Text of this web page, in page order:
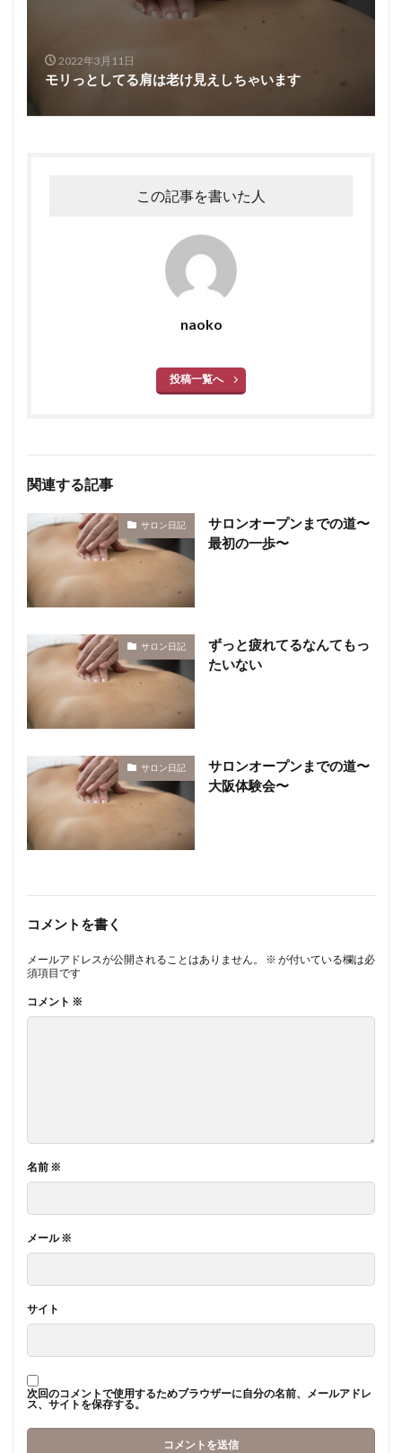
2022年3月11日
モリっとしてる肩は老け見えしちゃいます
この記事を書いた人
naoko
投稿一覧へ
関連する記事
サロン日記
サロンオープンまでの道〜
最初の一歩〜
サロン日記
ずっと疲れてるなんてもっ
たいない
サロン日記
サロンオープンまでの道〜
大阪体験会〜
コメントを書く
メールアドレスが公開されることはありません。 ※ が付いている欄は必
須項目です
コメント ※
名前 ※
メール※
サイト
次回のコメントで使用するためブラウザーに自分の名前、メールアドレ
ス、サイトを保存する。